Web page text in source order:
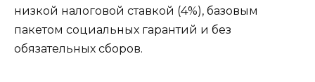
низкой налоговой ставкой (4%), базовым
пакетом социальных гарантий и без
обязательных сборов.